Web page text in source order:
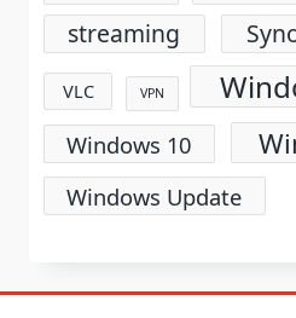
streaming
VLC VPN
Windows 10
Windows Update